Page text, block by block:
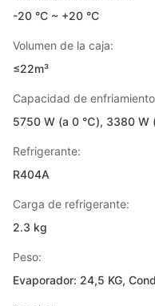
-20 °C ~ +20 °C
Volumen de la caja:
≤22m³
Capacidad de
5750 W (a 0 ℃), 3380 W
Refrigerante:
R404A
Carga de refrigerante:
2.3 kg
Peso:
Evaporador: 24,5 KG,